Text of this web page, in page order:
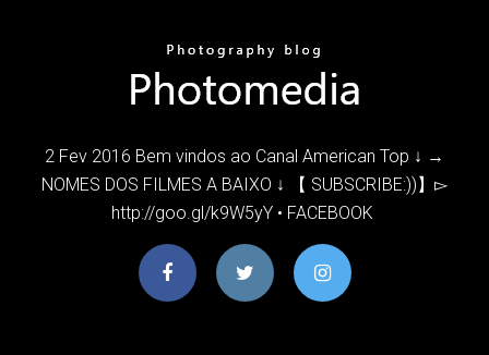
2 Fev 2016 Bem vindos ao Canal American Top ↓ →
NOMES DOS FILMES A BAIXO ↓ 【 SUBSCRIBE:))】▻
http://goo.gl/k9W5yY • FACEBOOK